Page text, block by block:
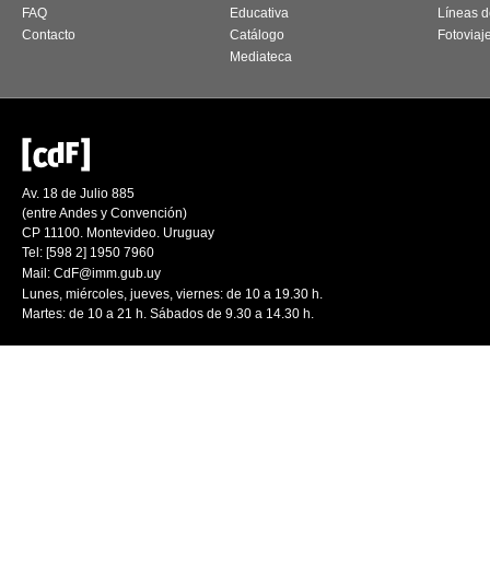
FAQ
Contacto
Educativa
Catálogo
Mediateca
Líneas
Av. 18 de Julio 885
(entre Andes y Convención)
CP 11100. Montevideo. Uruguay
Tel: [598 2] 1950 7960
Mail: CdF@imm.gub.uy
Lunes, miércoles, jueves, viernes: de 10 a 19.30 h.
Martes: de 10 a 21 h. Sábados de 9.30 a 14.30 h.